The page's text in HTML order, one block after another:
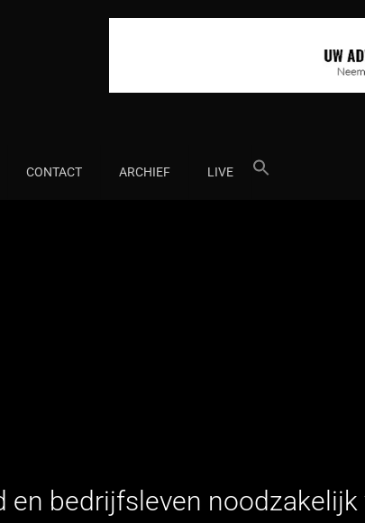
CONTACT ARCHIEF LIVE
Search
for:
bedrijfsleven noodzakelijk